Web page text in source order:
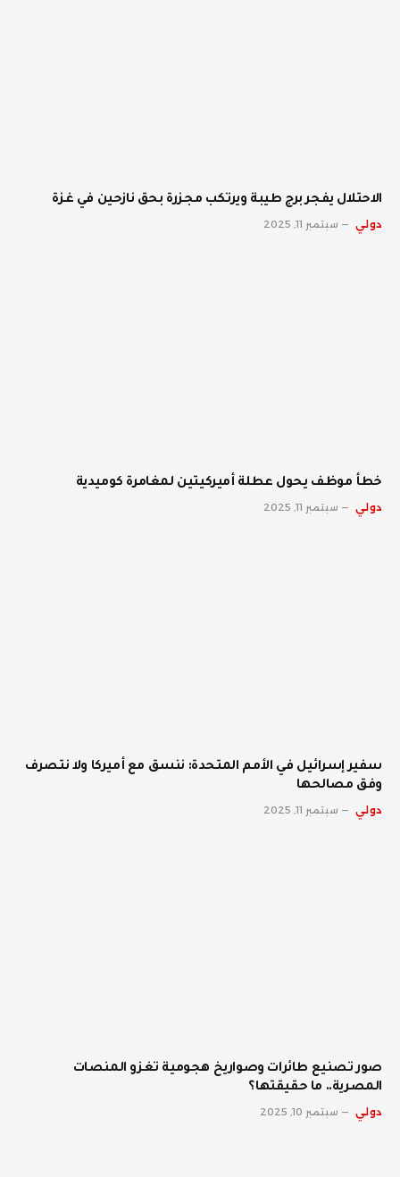
الاحتلال يفجر برج طيبة ويرتكب مجزرة بحق نازحين في غزة
دولي سبتمبر 11, 2025
خطأ موظف يحول عطلة أميركيتين لمغامرة كوميدية
دولي سبتمبر 11, 2025
سفير إسرائيل في الأمم المتحدة: ننسق مع أميركا ولا نتصرف
وفق مصالحها
دولي سبتمبر 11, 2025
صور تصنيع طائرات وصواريخ هجومية تغزو المنصات
المصرية.. ما حقيقتها؟
دولي سبتمبر 10, 2025